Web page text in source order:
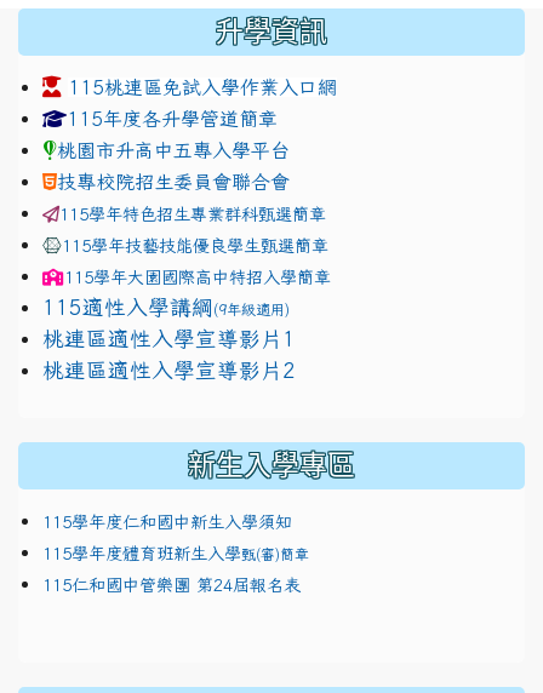
升學資訊
115桃連區免試入學作業入口網
link to https://www.jhjhs.tyc.edu.tw/modules/
115年度各升學管道簡章
桃園市升高中五專入學平台
技專校院招生委員會聯合會
115學年特色招生專業群科甄選簡章
115學年技藝技能優良學生甄選簡章
115學年大園國際高中特招入學簡章
115適性入學講綱 (9年級適用)
link to https://docs.google.com/presentation/d/
桃連區適性入學宣導影片1
link to https://docs.google.com/presentation/d/
桃連區適性入學宣導影片2
新生入學專區
115學年度仁和國中新生入學須知
115學年度體育班新生入學甄(審)簡章
115仁和國中管樂團 第24屆報名表